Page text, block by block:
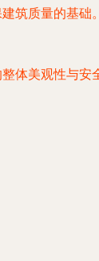
筑质量的基础。
体美观性与安